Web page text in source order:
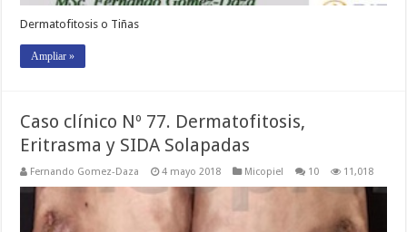
Dermatofitosis o Tiñas
Ampliar »
Caso clínico Nº 77. Dermatofitosis,
Eritrasma y SIDA Solapadas
Fernando Gomez-Daza 4 mayo 2018 Micopiel 10 11,018